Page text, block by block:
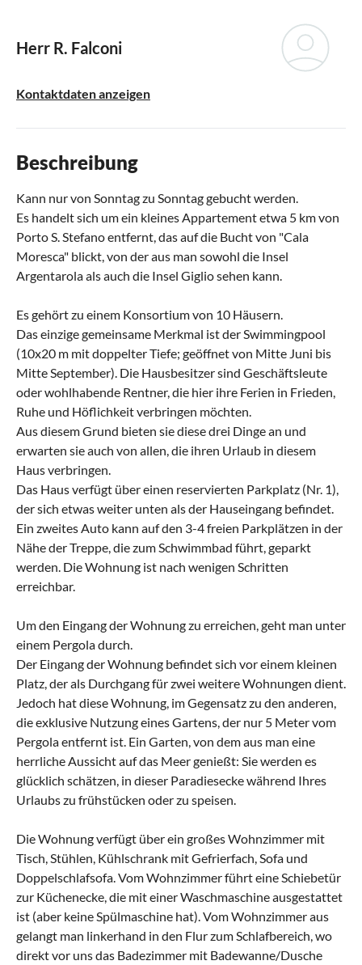
Herr R. Falconi
Kontaktdaten anzeigen
Beschreibung
Kann nur von Sonntag zu Sonntag gebucht werden.
Es handelt sich um ein kleines Appartement etwa 5 km von
Porto S. Stefano entfernt, das auf die Bucht von "Cala
Moresca" blickt, von der aus man sowohl die Insel
Argentarola als auch die Insel Giglio sehen kann.
Es gehört zu einem Konsortium von 10 Häusern.
Das einzige gemeinsame Merkmal ist der Swimmingpool
(10x20 m mit doppelter Tiefe; geöffnet von Mitte Juni bis
Mitte September). Die Hausbesitzer sind Geschäftsleute
oder wohlhabende Rentner, die hier ihre Ferien in Frieden,
Ruhe und Höflichkeit verbringen möchten.
Aus diesem Grund bieten sie diese drei Dinge an und
erwarten sie auch von allen, die ihren Urlaub in diesem
Haus verbringen.
Das Haus verfügt über einen reservierten Parkplatz (Nr. 1),
der sich etwas weiter unten als der Hauseingang befindet.
Ein zweites Auto kann auf den 3-4 freien Parkplätzen in der
Nähe der Treppe, die zum Schwimmbad führt, geparkt
werden. Die Wohnung ist nach wenigen Schritten
erreichbar.
Um den Eingang der Wohnung zu erreichen, geht man unter
einem Pergola durch.
Der Eingang der Wohnung befindet sich vor einem kleinen
Platz, der als Durchgang für zwei weitere Wohnungen dient.
Jedoch hat diese Wohnung, im Gegensatz zu den anderen,
die exklusive Nutzung eines Gartens, der nur 5 Meter vom
Pergola entfernt ist. Ein Garten, von dem aus man eine
herrliche Aussicht auf das Meer genießt: Sie werden es
glücklich schätzen, in dieser Paradiesecke während Ihres
Urlaubs zu frühstücken oder zu speisen.
Die Wohnung verfügt über ein großes Wohnzimmer mit
Tisch, Stühlen, Kühlschrank mit Gefrierfach, Sofa und
Doppelschlafsofa. Vom Wohnzimmer führt eine Schiebetür
zur Küchenecke, die mit einer Waschmaschine ausgestattet
ist (aber keine Spülmaschine hat). Vom Wohnzimmer aus
gelangt man linkerhand in den Flur zum Schlafbereich, wo
direkt vor uns das Badezimmer mit Badewanne/Dusche